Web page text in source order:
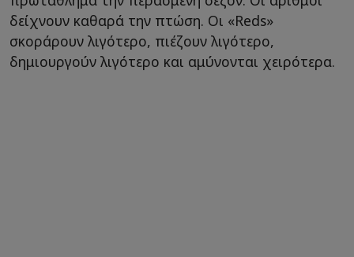
δείχνουν καθαρά την πτώση. Οι «Reds»
σκοράρουν λιγότερο, πιέζουν λιγότερο,
δημιουργούν λιγότερο και αμύνονται χειρότερα.